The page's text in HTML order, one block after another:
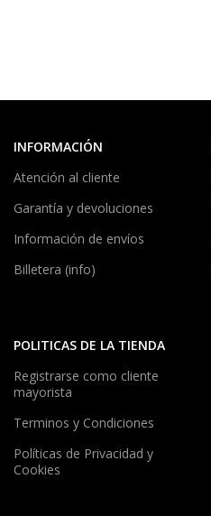
INFORMACIÓN
Atención al cliente
Garantía y devoluciones
Información de envíos
Billetera (info)
POLITICAS DE LA TIENDA
Registrarse como cliente
mayorista
Terminos y Condiciones
Políticas de Privacidad y
Cookies